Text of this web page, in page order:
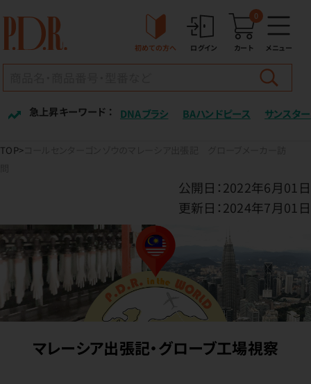
初めての方へ ログイン カート
0
メニュー
急上昇キーワード ： DNAブラシ BAハンドピース サンスター
TOP
公開日：2022年6月01日
更新日：2024年7月01日
マレーシア出張記・グローブ工場視察